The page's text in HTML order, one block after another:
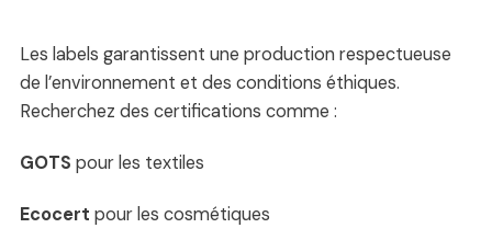
Les labels garantissent une production respectueuse
de l’environnement et des conditions éthiques.
Recherchez des certifications comme :
GOTS pour les textiles
Ecocert pour les cosmétiques